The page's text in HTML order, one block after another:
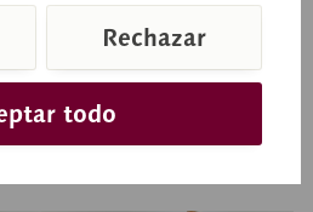
todo
Rechazar